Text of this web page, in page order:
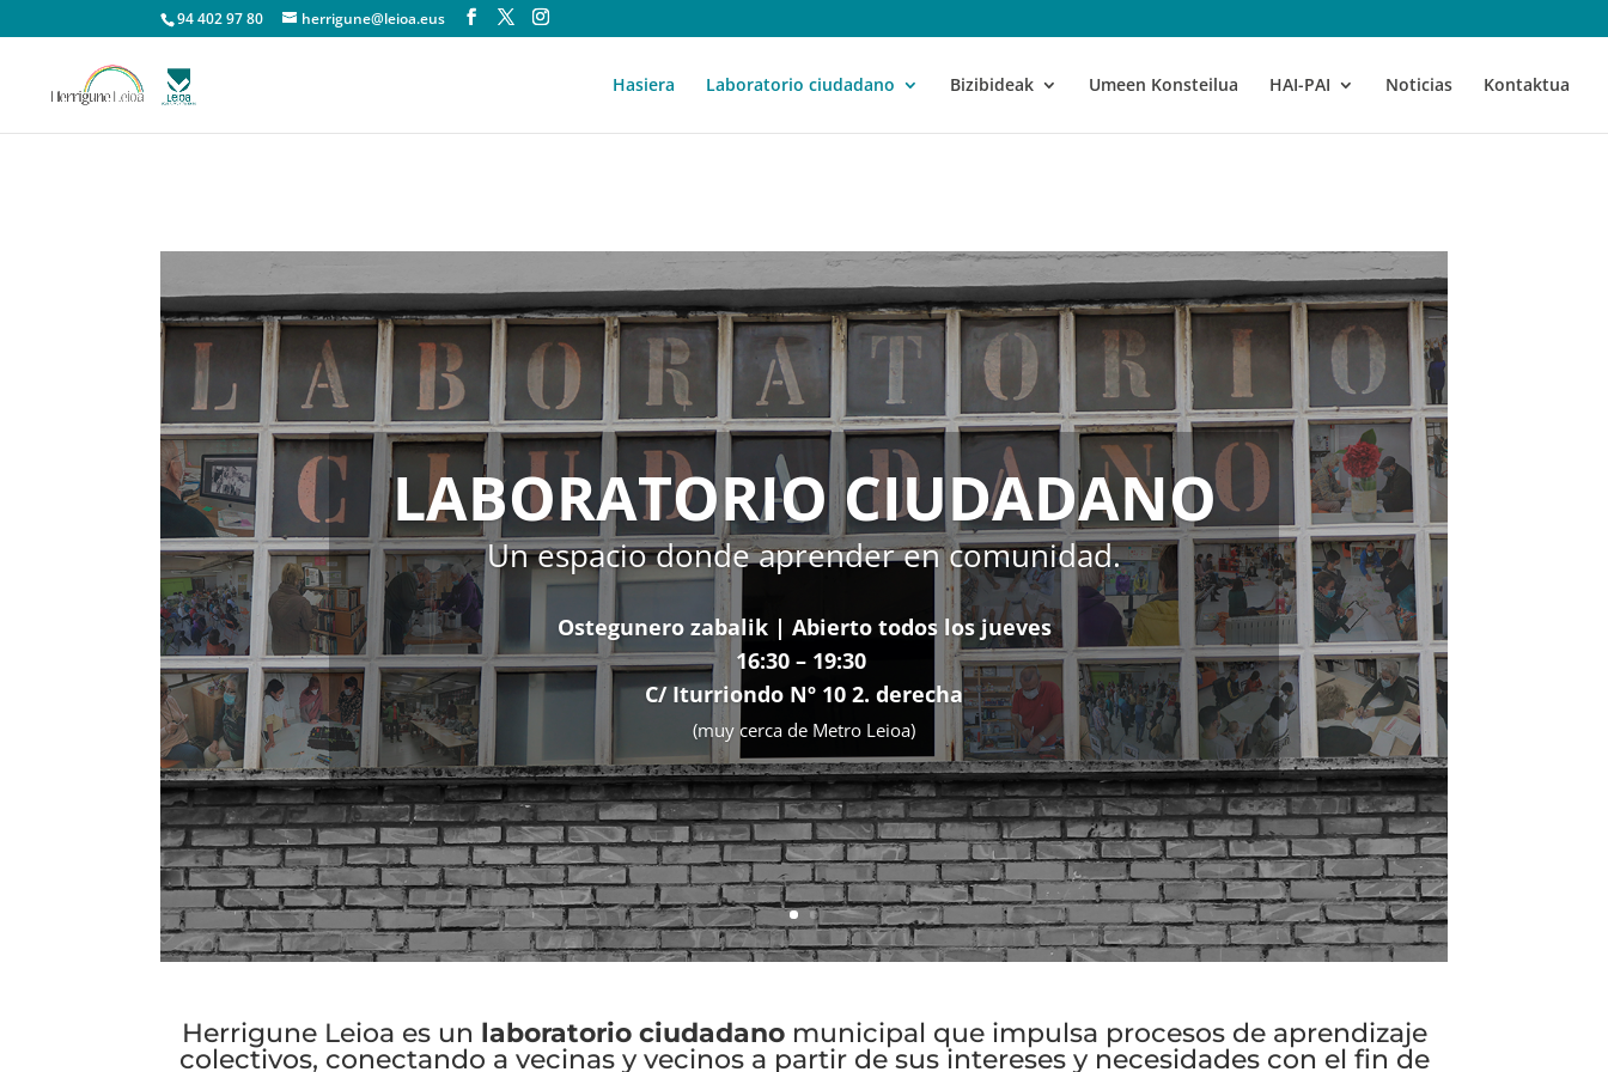
94 402 97 80 herrigune@leioa.eus
Hasiera Laboratorio ciudadano Bizibideak Umeen Konsteilua HAI-PAI Noticias Kontaktua
LABORATORIO CIUDADANO
Un espacio donde aprender en comunidad.
Ostegunero zabalik | Abierto todos los jueves
16:30 – 19:30
C/ Iturriondo Nº 10 2. derecha
(muy cerca de Metro Leioa)
Herrigune Leioa es un laboratorio ciudadanomunicipal que impulsa procesos de aprendizaje
colectivos, conectando a vecinas y vecinos a partir de sus intereses y necesidades con el fin de